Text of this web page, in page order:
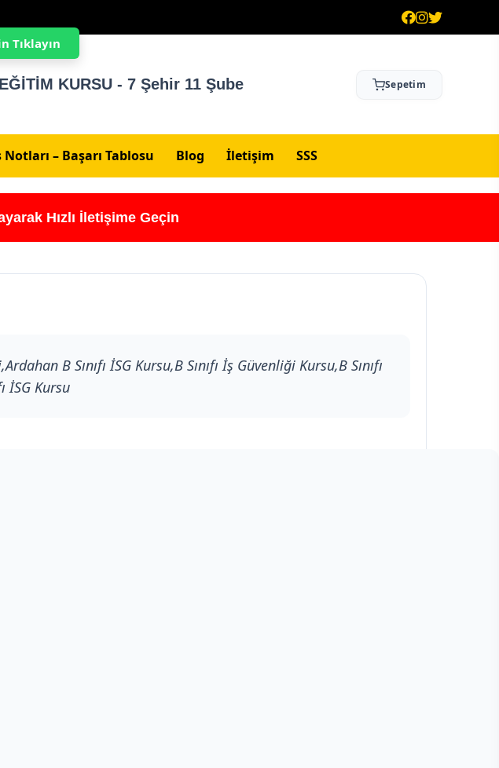
KURSU - 7 Şehir 11 Şube Sepetim
– Başarı Tablosu Blog İletişim SSS
Hızlı İletişime Geçin
B Sınıfı İSG Kursu,B Sınıfı İş Güvenliği Kursu,B Sınıfı
İSG Kursu
Tıklayın